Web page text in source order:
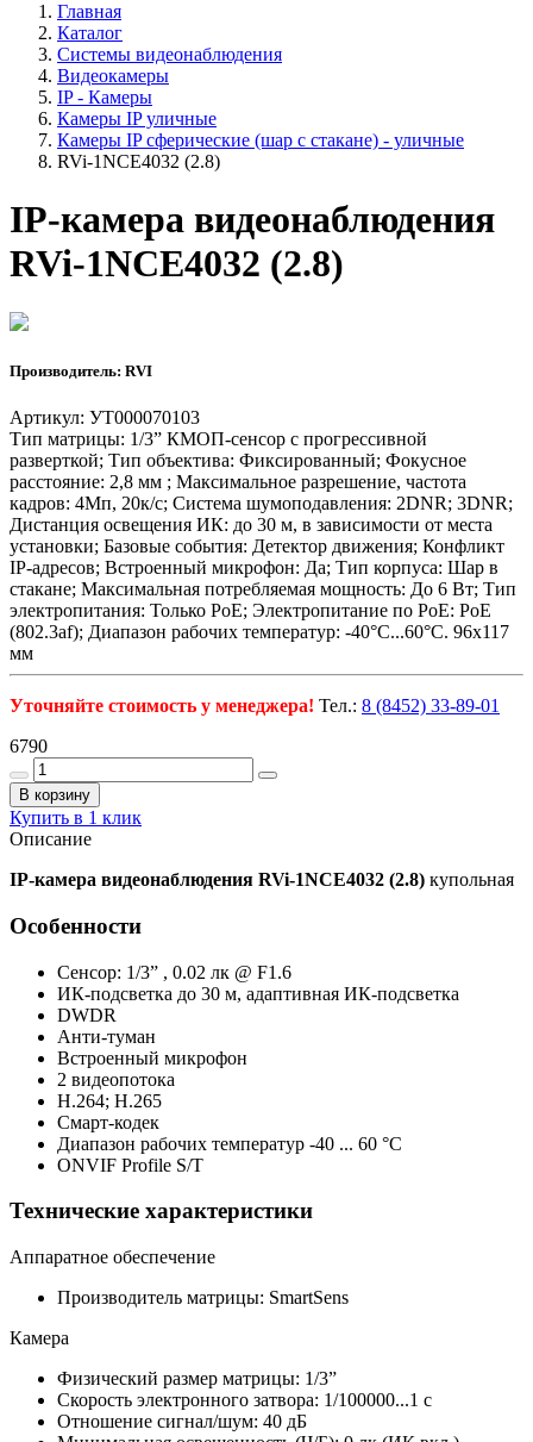
Главная
Каталог
Системы видеонаблюдения
Видеокамеры
IP - Камеры
Камеры IP уличные
Камеры IP сферические (шар с стакане) - уличные
RVi-1NCE4032 (2.8)
IP-камера видеонаблюдения
RVi-1NCE4032 (2.8)
Производитель: RVI
Артикул: УТ000070103
Тип матрицы: 1/3” КМОП-сенсор с прогрессивной
разверткой; Тип объектива: Фиксированный; Фокусное
расстояние: 2,8 мм ; Максимальное разрешение, частота
кадров: 4Мп, 20к/с; Система шумоподавления: 2DNR; 3DNR;
Дистанция освещения ИК: до 30 м, в зависимости от места
установки; Базовые события: Детектор движения; Конфликт
IP-адресов; Встроенный микрофон: Да; Тип корпуса: Шар в
стакане; Максимальная потребляемая мощность: До 6 Вт; Тип
электропитания: Только PoE; Электропитание по PoE: PoE
(802.3af); Диапазон рабочих температур: -40°С...60°С. 96х117
мм
Уточняйте стоимость у менеджера! Тел.: 8 (8452) 33-89-01
6790
В корзину
Купить в 1 клик
Описание
IP-камера видеонаблюдения RVi-1NCE4032 (2.8) купольная
Особенности
Сенсор: 1/3” , 0.02 лк @ F1.6
ИК-подсветка до 30 м, адаптивная ИК-подсветка
DWDR
Анти-туман
Встроенный микрофон
2 видеопотока
H.264; H.265
Смарт-кодек
Диапазон рабочих температур -40 ... 60 °С
ONVIF Profile S/T
Технические характеристики
Аппаратное обеспечение
Производитель матрицы: SmartSens
Камера
Физический размер матрицы: 1/3”
Скорость электронного затвора: 1/100000...1 с
Отношение сигнал/шум: 40 дБ